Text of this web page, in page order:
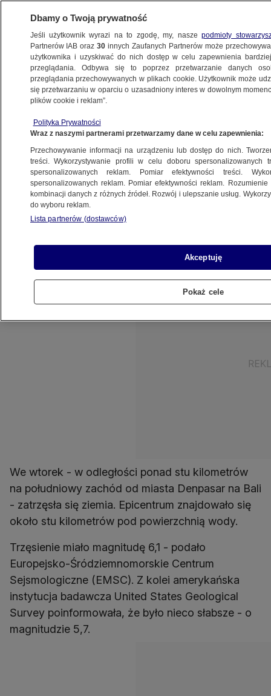
METEO
NAJNOWSZE
świątynie i domy mieszkalne
16.07.2019, 09:26
Udostępnij
Wtorkowy poranek był bardzo niebezpieczny dla
ziemi. Ucierpiały świątynie i budynki mieszkalne.
We wtorek - w odległości ponad stu kilometrów
na południowy zachód od miasta Denpasar na Bali
- zatrzęsła się ziemia. Epicentrum znajdowało się
około stu kilometrów pod powierzchnią wody.
Trzęsienie miało magnitudę 6,1 - podało
Europejsko-Śródziemnomorskie Centrum
Sejsmologiczne (EMSC). Z kolei amerykańska
instytucja badawcza United States Geological
Survey poinformowała, że było nieco słabsze - o
magnitudzie 5,7.
Dbamy o Twoją prywatność
Jeśli użytkownik wyrazi na to zgodę, my, naszepodmioty
Partnerów IAB oraz30 innych Zaufanych Partnerów może
użytkownika i uzyskiwać do nich dostęp w celu zapewnienia
przeglądania. Odbywa się to poprzez przetwarzanie danych
przeglądania przechowywanych w plikach cookie. Użytkownik może
się przetwarzaniu w oparciu o uzasadniony interes w dowolnym
plików cookie i reklam”.
Polityka Prywatności
Wraz z naszymi partnerami przetwarzamy dane w celu zapewnienia:
Przechowywanie informacji na urządzeniu lub dostęp do nich.
treści. Wykorzystywanie profili w celu doboru spersonalizowanych
spersonalizowanych reklam. Pomiar efektywności treści.
spersonalizowanych reklam. Pomiar efektywności reklam.
kombinacji danych z różnych źródeł. Rozwój i ulepszanie usług.
do wyboru reklam.
Lista partnerów (dostawców)
Akceptuję
Pokaż cele